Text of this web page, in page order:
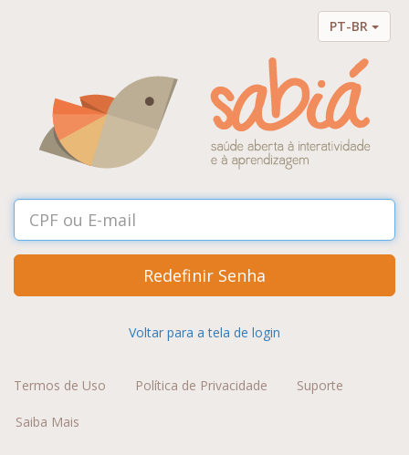
PT-BR
Redefinir Senha
Voltar para a tela de login
Termos de Uso Política de Privacidade Suporte
Saiba Mais